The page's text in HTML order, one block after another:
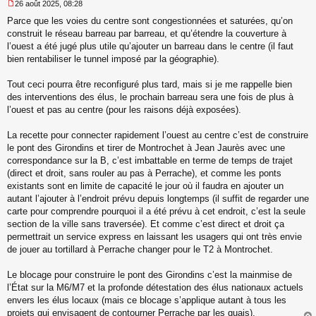
e
s
s
g
n
o
n
26 août 2025, 08:28
Parce que les voies du centre sont congestionnées et saturées, qu’on
construit le réseau barreau par barreau, et qu’étendre la couverture à
l’ouest a été jugé plus utile qu’ajouter un barreau dans le centre (il faut
bien rentabiliser le tunnel imposé par la géographie).
Tout ceci pourra être reconfiguré plus tard, mais si je me rappelle bien
des interventions des élus, le prochain barreau sera une fois de plus à
l’ouest et pas au centre (pour les raisons déjà exposées).
La recette pour connecter rapidement l’ouest au centre c’est de construire
le pont des Girondins et tirer de Montrochet à Jean Jaurès avec une
correspondance sur la B, c’est imbattable en terme de temps de trajet
(direct et droit, sans rouler au pas à Perrache), et comme les ponts
existants sont en limite de capacité le jour où il faudra en ajouter un
autant l’ajouter à l’endroit prévu depuis longtemps (il suffit de regarder une
carte pour comprendre pourquoi il a été prévu à cet endroit, c’est la seule
section de la ville sans traversée). Et comme c’est direct et droit ça
permettrait un service express en laissant les usagers qui ont très envie
de jouer au tortillard à Perrache changer pour le T2 à Montrochet.
Le blocage pour construire le pont des Girondins c’est la mainmise de
l’État sur la M6/M7 et la profonde détestation des élus nationaux actuels
envers les élus locaux (mais ce blocage s’applique autant à tous les
projets qui envisagent de contourner Perrache par les quais).